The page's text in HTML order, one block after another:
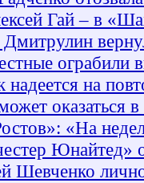
Гай – в
ограбили
на
оказаться
«На
Юнайтед»
Шевченко